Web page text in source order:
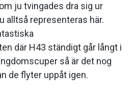
ju tvingades dra sig ur
alltså representeras här.
där H43 ständigt går långt i
så är det nog
de flyter uppåt igen.